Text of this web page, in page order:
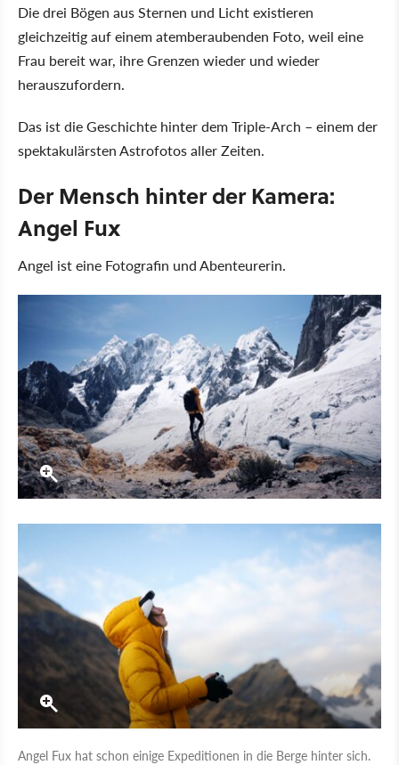
Die drei Bögen aus Sternen und Licht existieren
gleichzeitig auf einem atemberaubenden Foto, weil eine
Frau bereit war, ihre Grenzen wieder und wieder
herauszufordern.
Das ist die Geschichte hinter dem Triple-Arch – einem der
spektakulärsten Astrofotos aller Zeiten.
Der Mensch hinter der Kamera:
Angel Fux
Angel ist eine Fotografin und Abenteurerin.
Angel Fux hat schon einige Expeditionen in die Berge hinter sich.